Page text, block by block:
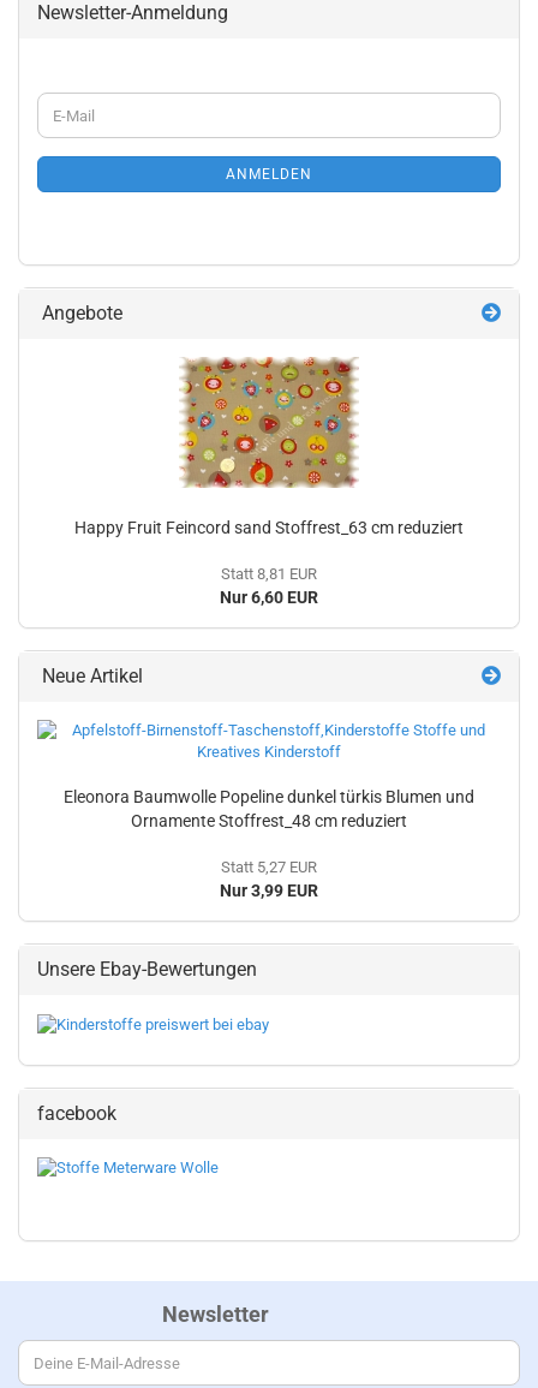
Newsletter-Anmeldung
WEITER
ZUR
ANMELDUNG
E-
Mail
ANMELDEN
Angebote
Happy Fruit Feincord sand Stoffrest_63 cm reduziert
Statt 8,81 EUR
Nur 6,60 EUR
Neue Artikel
Eleonora Baumwolle Popeline dunkel türkis Blumen und
Ornamente Stoffrest_48 cm reduziert
Statt 5,27 EUR
Nur 3,99 EUR
Unsere Ebay-Bewertungen
facebook
Newsletter